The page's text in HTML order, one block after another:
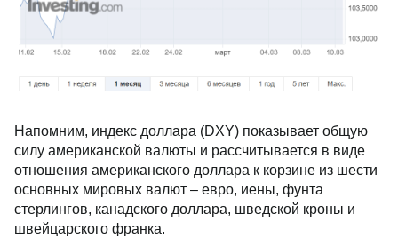
Напомним, индекс доллара (DXY) показывает общую
силу американской валюты и рассчитывается в виде
отношения американского доллара к корзине из шести
основных мировых валют – евро, иены, фунта
стерлингов, канадского доллара, шведской кроны и
швейцарского франка.